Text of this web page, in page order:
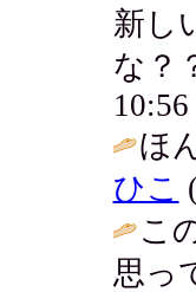
新し
な？
10:56
ほ
ひこ
こ
思っ